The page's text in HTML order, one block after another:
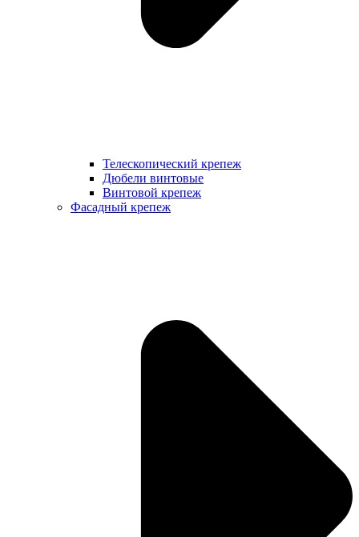
Телескопический крепеж
Дюбели винтовые
Винтовой крепеж
Фасадный крепеж